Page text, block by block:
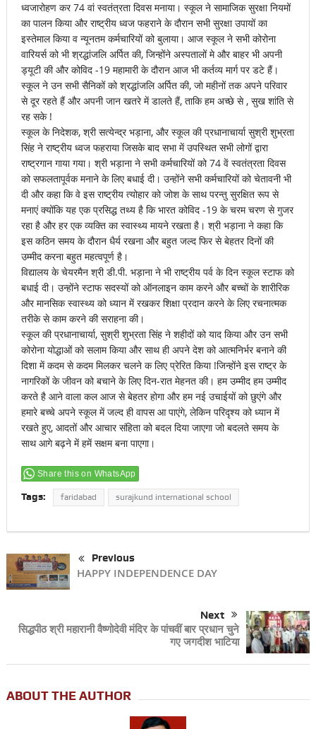
ध्वजारोहण कर 74 वां स्वतंत्रता दिवस मनाया। स्कूल ने सामाजिक सुरक्षा नियमों
का पालन किया और राष्ट्रीय ध्वज फहराने के दौरान सभी सुरक्षा उपायों का
इस्तेमाल किया व न्यूनतम कर्मचारियों को बुलाया। आज स्कूल ने सभी कोरोना
वारियर्स को भी श्रद्धांजलि अर्पित की, जिन्होंने अस्पतालों मे और बाहर भी अपनी
ड्यूटी की और कोविद -19 महामारी के दौरान आज भी कर्तव्य मार्ग पर डटे हैं।
स्कूल ने उन सभी सैनिकों को श्रद्धांजलि अर्पित की, जो महीनों तक अपने परिवार
से दूर रहते हैं और अपनी जान खतरे में डालते हैं, ताकि हम अच्छे से , सुख शांति से
रह सके !
स्कूल के निदेशक, श्री सत्येन्द्र भड़ाना, और स्कूल की प्रधानाचार्या सुश्री शुभ्रता
सिंह ने राष्ट्रीय ध्वज फहराया जिसके बाद सभा में उपस्थित सभी लोगों द्वारा
राष्ट्रगान गाया गया। श्री भड़ाना ने सभी कर्मचारियों को 74 वें स्वतंत्रता दिवस
को सफलतापूर्वक मनाने के लिए बधाई दी। उन्होंने सभी कर्मचारियों को चेतावनी भी
दी और कहा कि वे इस राष्ट्रीय त्योहार को जोश के साथ परन्तु सुरक्षित रूप से
मनाएं क्योंकि यह एक प्रसिद्ध तथ्य है कि भारत कोविद -19 के चरम चरण से गुजर
रहा है और हर एक व्यक्ति का स्वास्थ्य मायने रखता है। श्री भड़ाना ने कहा कि
इस कठिन समय के दौरान धैर्य रखना और बहुत जल्द फिर से बेहतर दिनों की
उम्मीद करना बहुत महत्वपूर्ण है।
विद्यालय के चेयरमैन श्री डी.पी. भड़ाना ने भी राष्ट्रीय पर्व के दिन स्कूल स्टाफ को
बधाई दी। उन्होंने स्टाफ सदस्यों को ऑनलाइन काम करने और बच्चों के शारीरिक
और मानसिक स्वास्थ्य को ध्यान में रखकर शिक्षा प्रदान करने के लिए रचनात्मक
तरीके से काम करने की सराहना की।
स्कूल की प्रधानाचार्या, सुश्री शुभ्रता सिंह ने शहीदों को याद किया और उन सभी
कोरोना योद्धाओं को सलाम किया और साथ ही अपने देश को आत्मनिर्भर बनाने की
दिशा में कदम से कदम मिलकर चलने क लिए प्रेरित किया !जिन्होंने इस राष्ट्र के
नागरिकों के जीवन को बचाने के लिए दिन-रात मेहनत की। हम उम्मीद हम उम्मीद
करते है आने वाला कल आज से बेहतर होगा और हम नई उचाईयों को छुएंगे और
हमारे बच्चे अपने स्कूल में जल्द ही वापस आ पाएंगे, लेकिन परिदृश्य को ध्यान में
रखते हुए, आदतों और आचार संहिता को बदल दिया जाएगा जो बदलते समय के
साथ आगे बढ़ने में हमें सक्षम बना पाएगा।
Share this on WhatsApp
Tags: faridabad surajkund international school
Previous
HAPPY INDEPENDENCE DAY
Next
सिद्धपीठ श्री महारानी वैष्णोदेवी मंदिर के पांचवीं बार प्रधान चुने
गए जगदीश भाटिया
ABOUT THE AUTHOR